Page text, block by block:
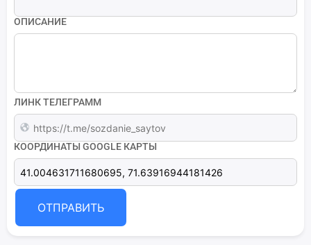
ОПИСАНИЕ
ЛИНК ТЕЛЕГРАММ
КООРДИНАТЫ GOOGLE КАРТЫ
ОТПРАВИТЬ